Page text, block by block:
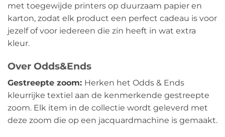
met toegewijde printers op duurzaam papier en
karton, zodat elk product een perfect cadeau is voor
jezelf of voor iedereen die zin heeft in wat extra
kleur.
Over Odds&Ends
Gestreepte zoom: Herken het Odds & Ends
kleurrijke textiel aan de kenmerkende gestreepte
zoom. Elk item in de collectie wordt geleverd met
deze zoom die op een jacquardmachine is gemaakt.